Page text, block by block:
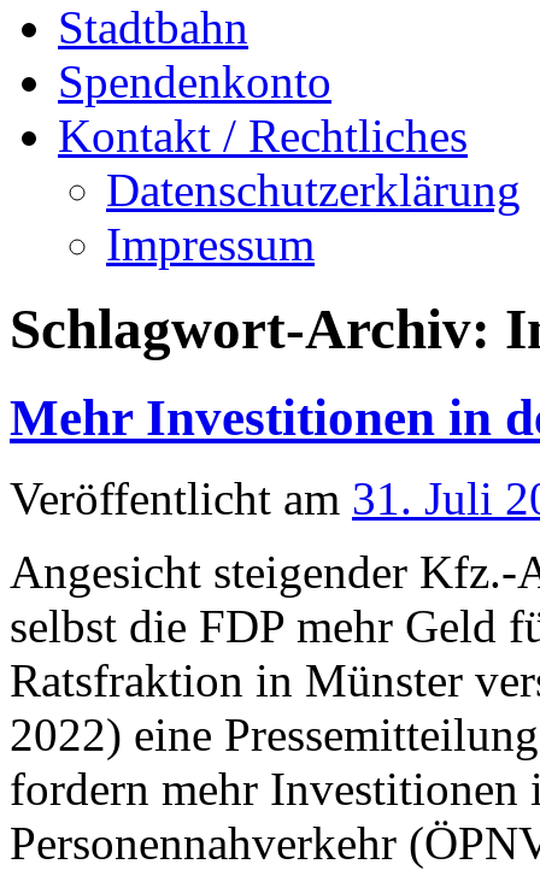
Stadtbahn
Spendenkonto
Kontakt / Rechtliches
Datenschutzerklärung
Impressum
Schlagwort-Archiv:
Mehr Investitionen in
Veröffentlicht am 31. Juli
Angesicht steigender
selbst die FDP mehr Geld
Ratsfraktion in Münster
2022) eine
fordern mehr Investitionen
Personennahverkehr